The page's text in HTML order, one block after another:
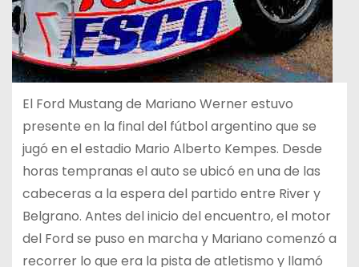
El Ford Mustang de Mariano Werner estuvo
presente en la final del fútbol argentino que se
jugó en el estadio Mario Alberto Kempes. Desde
horas tempranas el auto se ubicó en una de las
cabeceras a la espera del partido entre River y
Belgrano. Antes del inicio del encuentro, el motor
del Ford se puso en marcha y Mariano comenzó a
recorrer lo que era la pista de atletismo y llamó